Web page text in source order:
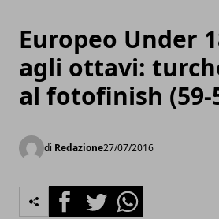
Europeo Under
agli ottavi:
al fotofinish (59-
di Redazione27/07/2016
FacebookTwitterWhatsapp